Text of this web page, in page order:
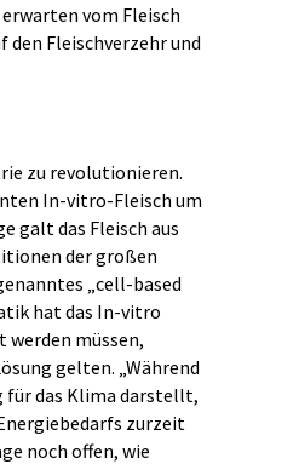
vom Fleisch
den Fleischverzehr und
zu revolutionieren.
In-vitro-Fleisch um
galt das Fleisch aus
der großen
„cell-based
hat das In-vitro
werden müssen,
gelten. „Während
für das Klima darstellt,
zurzeit
noch offen, wie